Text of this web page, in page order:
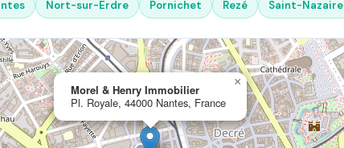
Nort-sur-Erdre Pornichet Rezé Saint-Nazaire
Morel & Henry Immobilier
Pl. Royale, 44000 Nantes, France
×